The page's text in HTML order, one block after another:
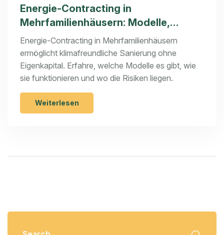
Energie-Contracting in
Mehrfamilienhäusern: Modelle,
Kosten und Risiken erklärt
Energie-Contracting in Mehrfamilienhäusern
ermöglicht klimafreundliche Sanierung ohne
Eigenkapital. Erfahre, welche Modelle es gibt, wie
sie funktionieren und wo die Risiken liegen.
Weiterlesen